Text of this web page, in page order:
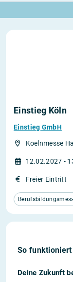
Einstieg Köln
Einstieg GmbH
Koelnmesse
12.02.2027 -
Freier Eintritt
So
Deine Zukunft